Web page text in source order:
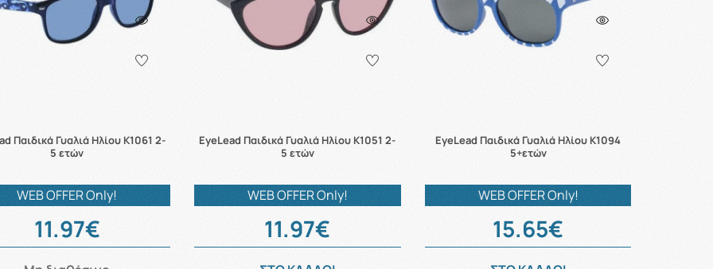
Παιδικά Γυαλιά Ηλίου K1061 2-
5 ετών
WEB OFFER Only!
11.97€
EyeLead Παιδικά Γυαλιά Ηλίου Κ1051 2-
5 ετών
WEB OFFER Only!
11.97€
EyeLead Παιδικά Γυαλιά Ηλίου K1094
5+ετών
WEB OFFER Only!
15.65€